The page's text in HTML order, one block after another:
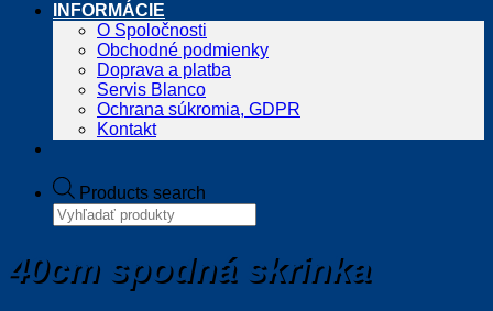
INFORMÁCIE
O Spoločnosti
Obchodné podmienky
Doprava a platba
Servis Blanco
Ochrana súkromia, GDPR
Kontakt
Products search
40cm spodná skrinka